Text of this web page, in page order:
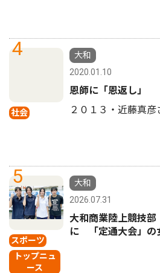
4
社会
大和
2020.01.10
恩師に「恩返し」
２０１３・近藤真
5
スポーツ
トップニュ
ース
大和
2026.07.31
大和商業陸上競技
に 「定通大会」の